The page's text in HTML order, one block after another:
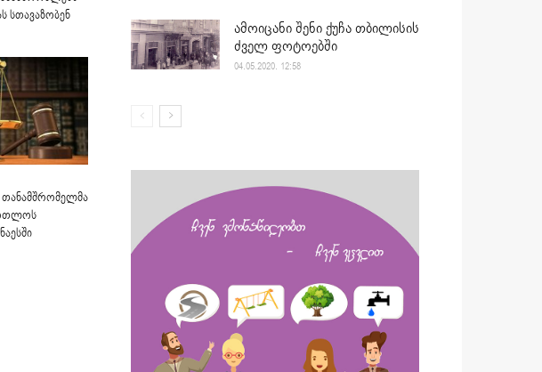
სთავაზობენ
ამოიცანი შენი ქუჩა თბილისის
ძველ ფოტოებში
04.05.2020. 12:58